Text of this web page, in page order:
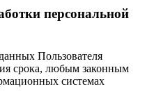
персональной
Пользователя
срока, любым законным
системах